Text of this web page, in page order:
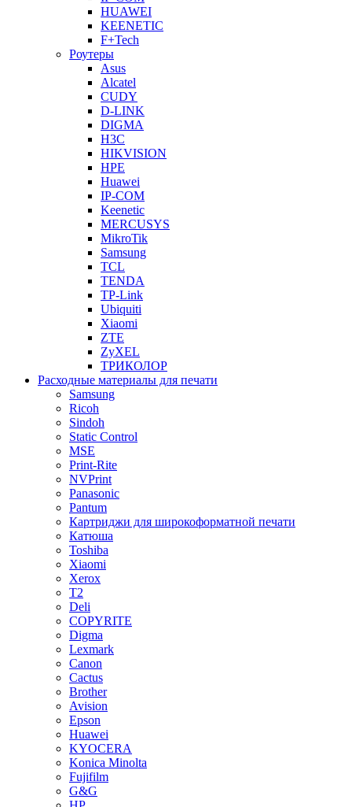
HUAWEI
KEENETIC
F+Tech
Роутеры
Asus
Alcatel
CUDY
D-LINK
DIGMA
H3C
HIKVISION
HPE
Huawei
IP-COM
Keenetic
MERCUSYS
MikroTik
Samsung
TCL
TENDA
TP-Link
Ubiquiti
Xiaomi
ZTE
ZyXEL
ТРИКОЛОР
Расходные материалы для печати
Samsung
Ricoh
Sindoh
Static Control
MSE
Print-Rite
NVPrint
Panasonic
Pantum
Картриджи для широкоформатной печати
Катюша
Toshiba
Xiaomi
Xerox
T2
Deli
COPYRITE
Digma
Lexmark
Canon
Cactus
Brother
Avision
Epson
Huawei
KYOCERA
Konica Minolta
Fujifilm
G&G